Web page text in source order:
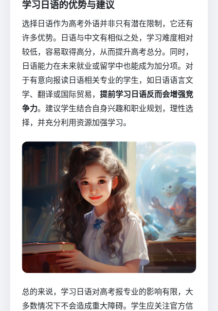
学习日语的优势与建议
选择日语作为高考外语并非只有潜在限制，它还有
许多优势。日语与中文有相似之处，学习难度相对
较低，容易取得高分，从而提升高考总分。同时，
日语能力在未来就业或留学中也能成为加分项。对
于有意向报读日语相关专业的学生，如日语语言文
学、翻译或国际贸易， 提前学习日语反而会增强竞
争力。建议学生结合自身兴趣和职业规划，理性选
择，并充分利用资源加强学习。
总的来说，学习日语对高考报专业的影响有限，大
多数情况下不会造成重大障碍。学生应关注官方信